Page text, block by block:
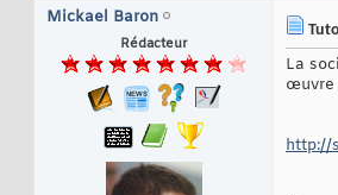
Mickael Baron
Rédacteur
La
œuvre
http://